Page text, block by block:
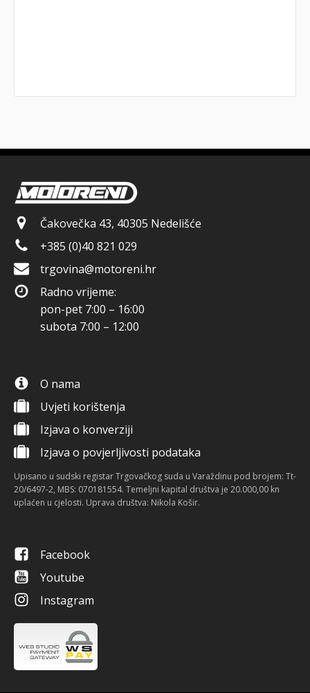
Čakovečka 43, 40305 Nedelišće
+385 (0)40 821 029
trgovina@motoreni.hr
Radno vrijeme:
pon-pet 7:00 – 16:00
subota 7:00 – 12:00
O nama
Uvjeti korištenja
Izjava o konverziji
Izjava o povjerljivosti podataka
Upisano u sudski registar Trgovačkog suda u Varaždinu pod brojem: Tt-
20/6497-2, MBS: 070181554. Temeljni kapital društva je 20.000,00 kn
uplaćen u cjelosti. Uprava društva: Nikola Košir.
Facebook
Youtube
Instagram